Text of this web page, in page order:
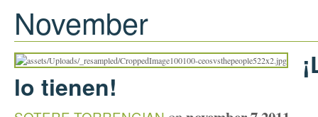
November
lo tienen!